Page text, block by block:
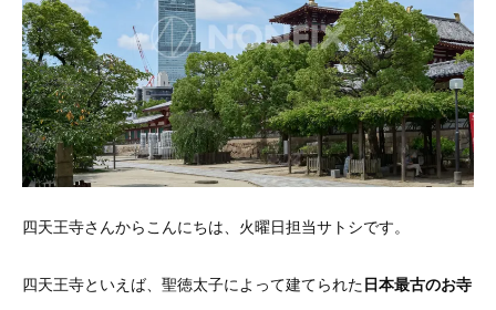
四天王寺さんからこんにちは、火曜日担当サトシです。
四天王寺といえば、聖徳太子によって建てられた 日本最古のお寺